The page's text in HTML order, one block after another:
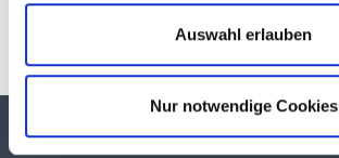
Auswahl erlauben
Nur notwendige Cookies
TEKUMA KUNSTSTOFF GMBH